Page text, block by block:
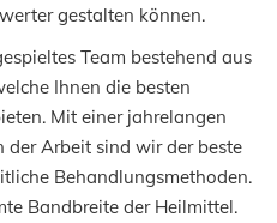
gestalten können.
Team bestehend aus
Ihnen die besten
Mit einer jahrelangen
Arbeit sind wir der beste
Behandlungsmethoden.
Bandbreite der Heilmittel.